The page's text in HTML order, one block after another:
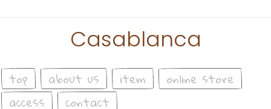
Casablanca
top about us item
online store
access
contact